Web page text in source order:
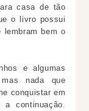
casa de tão
o livro possui
lembram bem o
e algumas
nada que
conquistar em
continuação.